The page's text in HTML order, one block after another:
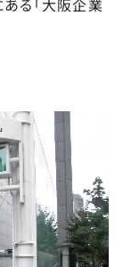
る「大阪企業